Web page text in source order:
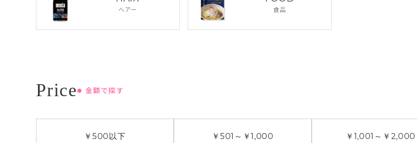
ヘアー 食品
金額で探す
￥500以下 ￥501 ～ ￥1,000 ￥1,001 ～ ￥2,000